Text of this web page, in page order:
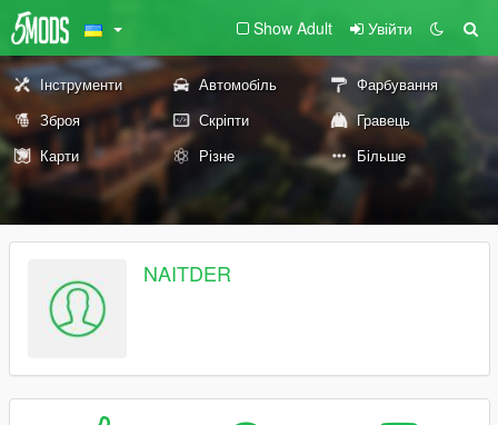
Show Adult Увійти
Інструменти Автомобіль
Фарбування
Зброя
Скріпти
Гравець
Карти
Різне Більше
NAITDER